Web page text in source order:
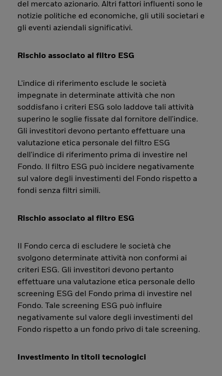
del mercato azionario. Altri fattori influenti sono le
notizie politiche ed economiche, gli utili societari e
gli eventi aziendali significativi.
Rischio associato al filtro ESG
L'indice di riferimento esclude le società
impegnate in determinate attività che non
soddisfano i criteri ESG solo laddove tali attività
superino le soglie fissate dal fornitore dell'indice.
Gli investitori devono pertanto effettuare una
valutazione etica personale del filtro ESG
dell'indice di riferimento prima di investire nel
Fondo. Il filtro ESG può incidere negativamente
sul valore degli investimenti del Fondo rispetto a
fondi senza filtri simili.
Rischio associato al filtro ESG
Il Fondo cerca di escludere le società che
svolgono determinate attività non conformi ai
criteri ESG. Gli investitori devono pertanto
effettuare una valutazione etica personale dello
screening ESG del Fondo prima di investire nel
Fondo. Tale screening ESG può influire
negativamente sul valore degli investimenti del
Fondo rispetto a un fondo privo di tale screening.
Investimento in titoli tecnologici